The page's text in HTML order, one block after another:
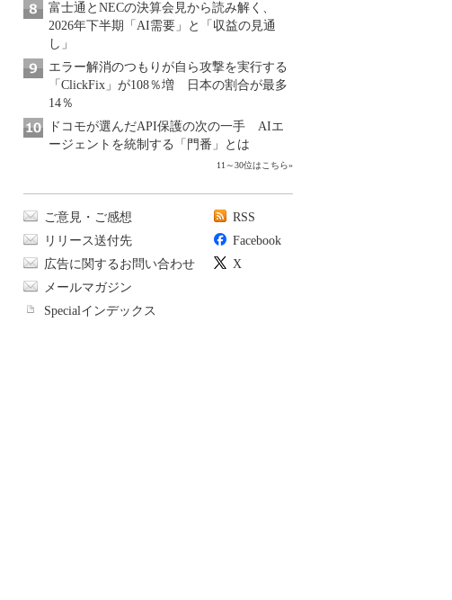
富士通とNECの決算会見から読み解く、
2026年下半期「AI需要」と「収益の見通
し」
エラー解消のつもりが自ら攻撃を実行する
「ClickFix」が108％増 日本の割合が最多
14％
ドコモが選んだAPI保護の次の一手 AIエ
ージェントを統制する「門番」とは
11～30位はこちら»
ご意見・ご感想
リリース送付先
広告に関するお問い合わせ
メールマガジン
Specialインデックス
RSS
Facebook
X